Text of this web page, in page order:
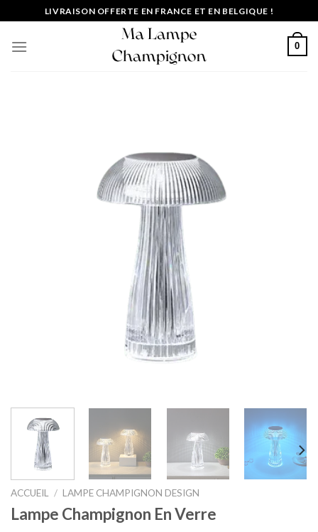
au
contenu
LIVRAISON OFFERTE EN FRANCE ET EN BELGIQUE !
0
ACCUEIL / LAMPE CHAMPIGNON DESIGN
Lampe Champignon En Verre